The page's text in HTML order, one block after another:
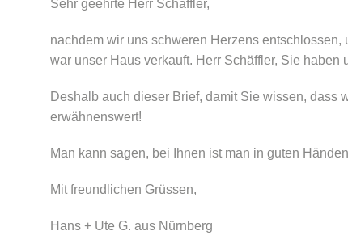
Sehr geehrte Herr Schäffler,
nachdem wir uns schweren Herzens
war unser Haus verkauft. Herr Schäffler, Sie
Deshalb auch dieser Brief, damit Sie wissen, dass
erwähnenswert!
Man kann sagen, bei Ihnen ist man in guten
Mit freundlichen Grüssen,
Hans + Ute G. aus Nürnberg